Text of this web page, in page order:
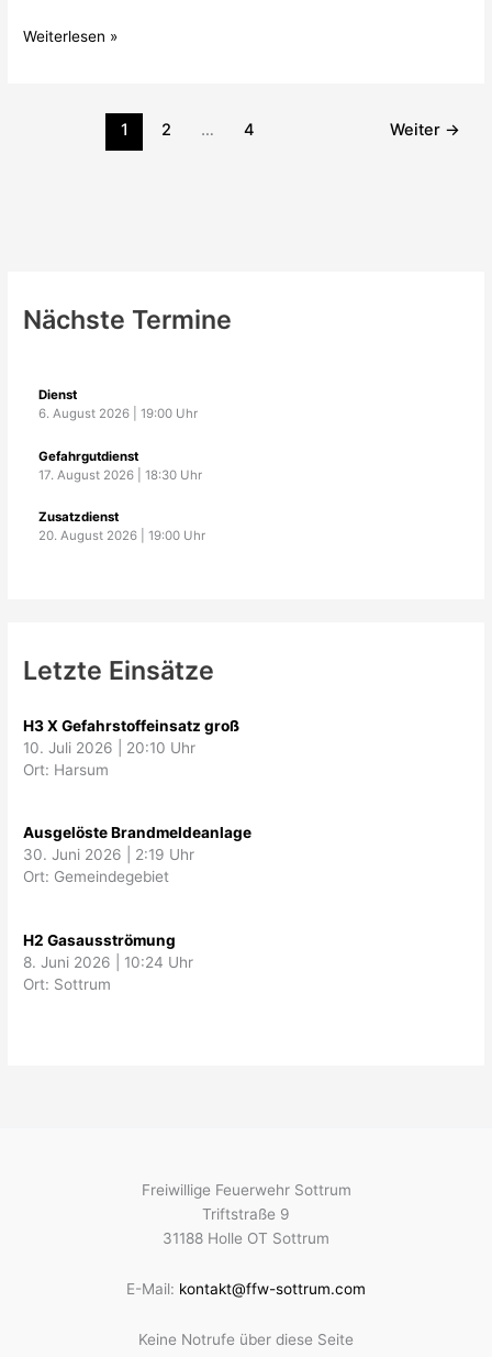
Weiterlesen »
1 2 … 4 Weiter →
Nächste Termine
Dienst
6. August 2026 |19:00 Uhr
Gefahrgutdienst
17. August 2026 |18:30 Uhr
Zusatzdienst
20. August 2026 |19:00 Uhr
Letzte Einsätze
H3 X Gefahrstoffeinsatz groß
10. Juli 2026
20:10 Uhr
Ort: Harsum
Ausgelöste Brandmeldeanlage
30. Juni 2026
2:19 Uhr
Ort: Gemeindegebiet
H2 Gasausströmung
8. Juni 2026
10:24 Uhr
Ort: Sottrum
Freiwillige Feuerwehr Sottrum
Triftstraße 9
31188 Holle OT Sottrum
E-Mail: kontakt@ffw-sottrum.com
Keine Notrufe über diese Seite